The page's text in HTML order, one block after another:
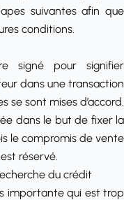
suivantes afin que
conditions.
signé pour signifier
dans une transaction
se sont mises d’accord.
dans le but de fixer la
le compromis de vente
réservé.
du crédit
importante qui est trop